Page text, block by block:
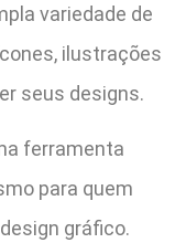
variedade de
ilustrações
seus designs.
ferramenta
para quem
gráfico.